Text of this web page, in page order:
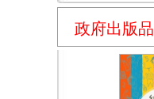
政府出版品